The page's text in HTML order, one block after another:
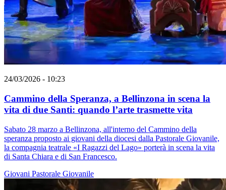
24/03/2026 - 10:23
Cammino della Speranza, a Bellinzona in scena la
vita di due Santi: quando l’arte trasmette vita
Sabato 28 marzo a Bellinzona, all'interno del Cammino della
speranza proposto ai giovani della diocesi dalla Pastorale Giovanile,
la compagnia teatrale «I Ragazzi del Lago» porterà in scena la vita
di Santa Chiara e di San Francesco.
Giovani Pastorale Giovanile